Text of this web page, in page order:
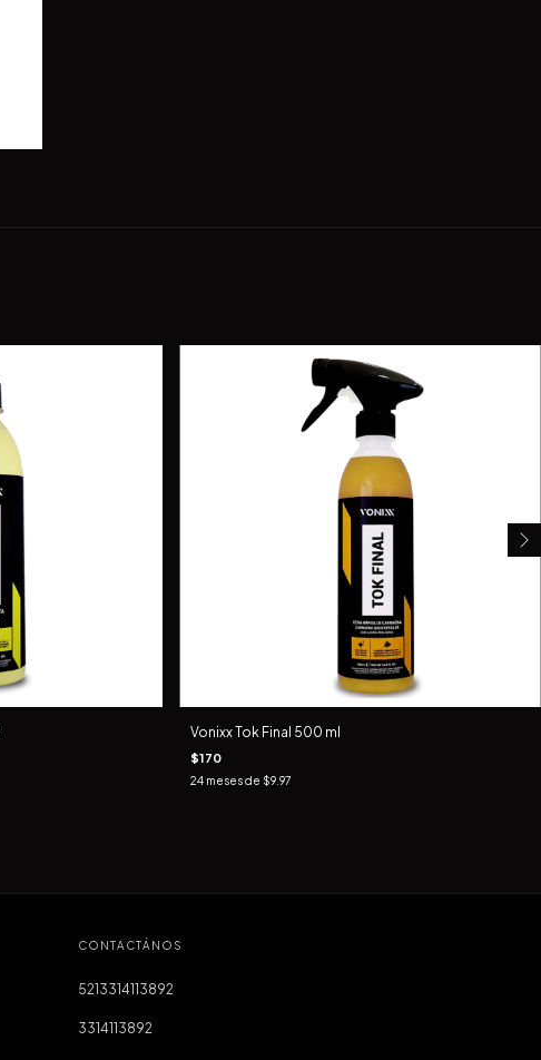
Vonixx Tok Final 500 ml
$170
24 meses de $9.97
CONTACTÁNOS
5213314113892
3314113892